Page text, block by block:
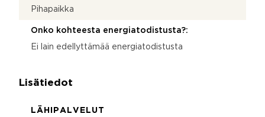
Pihapaikka
Onko kohteesta energiatodistusta?:
Ei lain edellyttämää energiatodistusta
Lisätiedot
LÄHIPALVELUT